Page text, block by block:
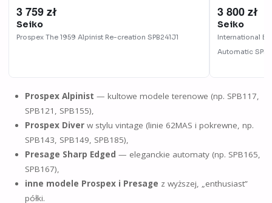
3 759 zł
Seiko
Prospex The 1959 Alpinist Re-creation SPB241J1
3 800 zł
Seiko
International
Automatic
Prospex Alpinist — kultowe modele terenowe (np. SPB117,
SPB121, SPB155),
Prospex Diverw stylu vintage (linie 62MAS i pokrewne, np.
SPB143, SPB149, SPB185),
Presage Sharp Edged — eleganckie automaty (np. SPB165,
SPB167),
inne modele Prospex i Presage z wyższej, „enthusiast”
półki.